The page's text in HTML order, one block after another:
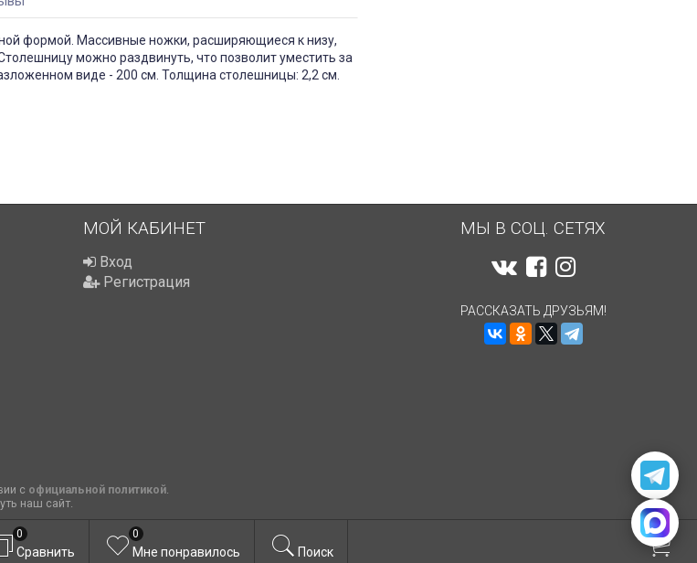
формой. Массивные ножки, расширяющиеся к низу,
можно раздвинуть, что позволит уместить за
виде - 200 см. Толщина столешницы: 2,2 см.
МОЙ КАБИНЕТ
Вход
Регистрация
МЫ В СОЦ. СЕТЯХ
РАССКАЗАТЬ ДРУЗЬЯМ!
с официальной политикой.
наш сайт.
Сравнить
0
Мне понравилось
0
Поиск